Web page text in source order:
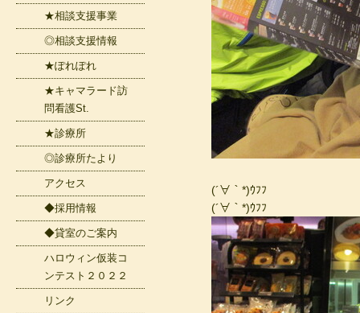
(´∀｀*)ｳﾌﾌ
(´∀｀*)ｳﾌﾌ
★相談支援事業
◎相談支援情報
★ぽれぽれ
★キャマラード訪
問看護St.
★診療所
◎診療所たより
アクセス
◆採用情報
◆貸室のご案内
ハロウィン仮装コ
ンテスト２０２２
リンク